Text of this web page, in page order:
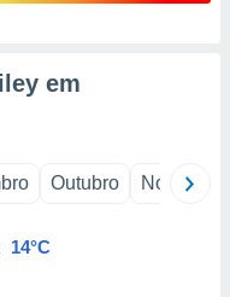
em
Outubro Novembro
14°C